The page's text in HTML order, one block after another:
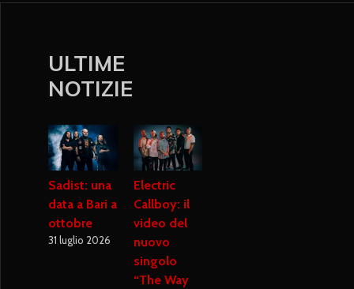
ULTIME
NOTIZIE
Sadist: una
data a Bari a
ottobre
31 luglio 2026
Electric
Callboy: il
video del
nuovo
singolo
“The Way